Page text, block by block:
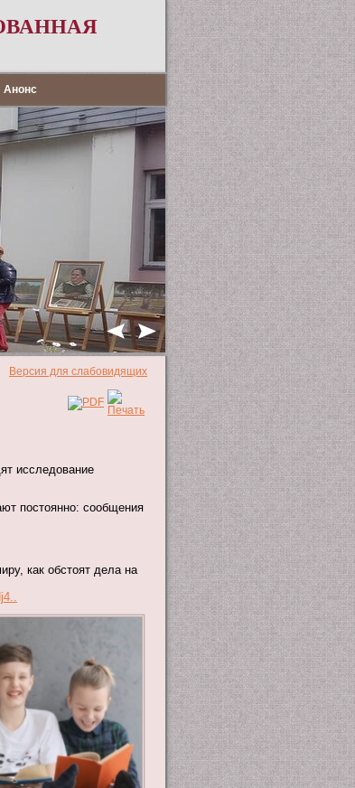
Анонс
Версия для слабовидящих
исследование
постоянно: сообщения
как обстоят дела на